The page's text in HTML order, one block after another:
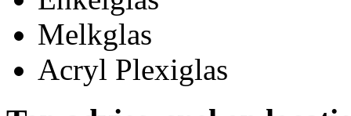
Melkglas
Acryl Plexiglas